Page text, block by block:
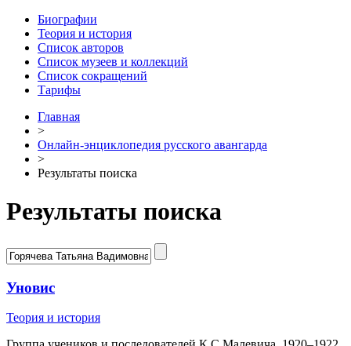
Биографии
Теория и история
Список авторов
Список музеев и коллекций
Список сокращений
Тарифы
Главная
>
Онлайн-энциклопедия русского авангарда
>
Результаты поиска
Результаты поиска
Уновис
Теория и история